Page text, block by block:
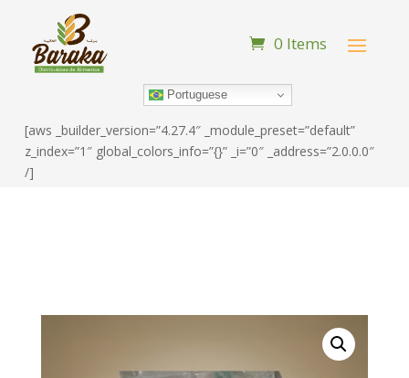
0 Items
Portuguese
[aws _builder_version=”4.27.4″ _module_preset=”default”
z_index=”1″ global_colors_info=”{}” _i=”0″ _address=”2.0.0.0″
/]